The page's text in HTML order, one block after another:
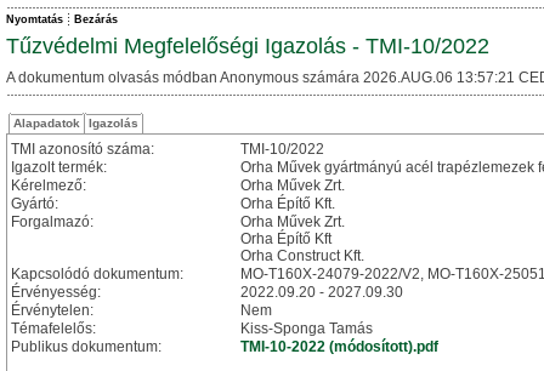
Nyomtatás Bezárás
Tűzvédelmi Megfelelőségi Igazolás - TMI-10/2022
A dokumentum olvasás módban Anonymous számára 2026.AUG.06 13:57:21
Alapadatok Igazolás
TMI azonosító száma:
TMI-10/2022
Igazolt termék:
Orha Művek gyártmányú acél trapézlemezek
Kérelmező:
Orha Művek Zrt.
Gyártó:
Orha Építő Kft.
Forgalmazó:
Orha Művek Zrt.
Orha Építő Kft
Orha Construct Kft.
Kapcsolódó dokumentum:
MO-T160X-24079-2022/V2, MO-T160X-
Érvényesség:
2022.09.20 - 2027.09.30
Érvénytelen:
Nem
Témafelelős:
Kiss-Sponga Tamás
Publikus dokumentum:
TMI-10-2022 (módosított).pdf